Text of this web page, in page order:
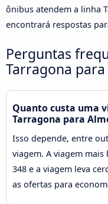
ônibus atendem a linha
encontrará respostas
Perguntas
Tarragona
Quanto custa uma
Tarragona para
Isso depende, entre
viagem. A viagem
348 e a viagem leva
as ofertas para